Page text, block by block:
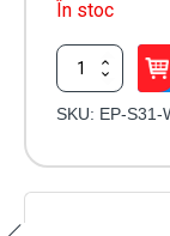
În stoc
Cantitate
Stand
montaj
SKU: EP-S31-